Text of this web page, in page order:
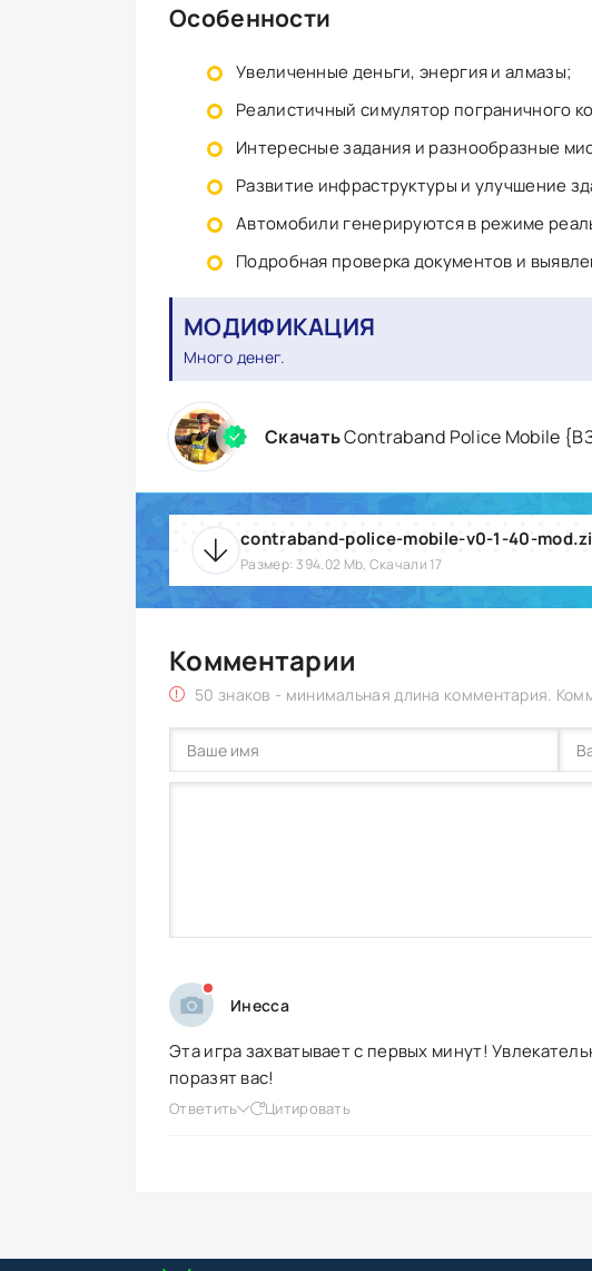
Особенности
Увеличенные деньги, энергия и алмазы;
Реалистичный симулятор пограничного
Интересные задания и разнообразные
Развитие инфраструктуры и улучшение
Автомобили генерируются в режиме
Подробная проверка документов и
МОДИФИКАЦИЯ
Много денег.
СкачатьContraband Police Mobile
contraband-police-mobile-v0-1-40-
Размер: 394.02 Mb, Скачали 17
Комментарии
50 знаков - минимальная длина комментария.
Инесса
Эта игра захватывает с первых минут!
поразят вас!
Ответить Цитировать